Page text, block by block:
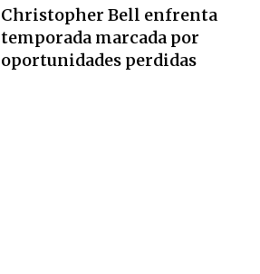
Christopher Bell enfrenta
temporada marcada por
oportunidades perdidas